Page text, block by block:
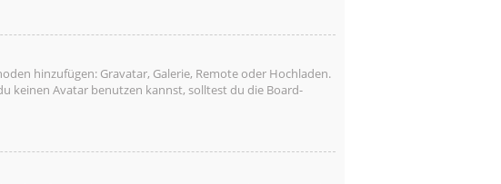
hinzufügen: Gravatar, Galerie, Remote oder Hochladen.
keinen Avatar benutzen kannst, solltest du die Board-